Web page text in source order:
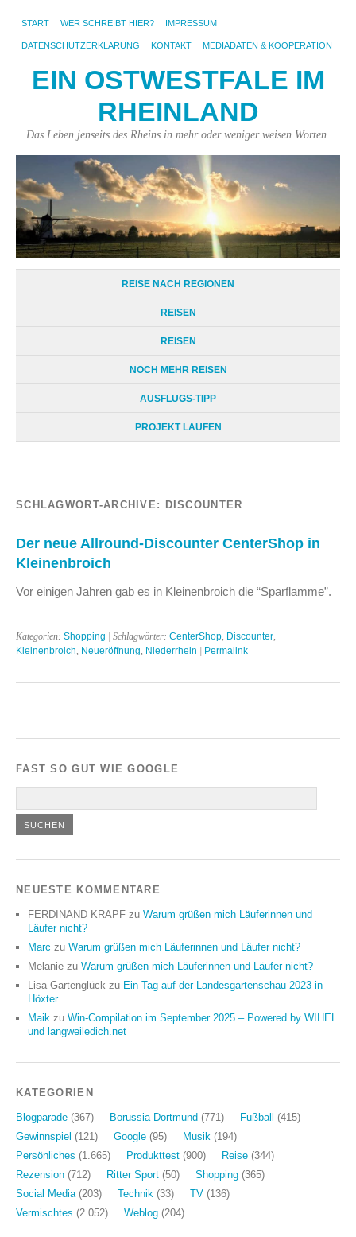
START WER SCHREIBT HIER? IMPRESSUM
DATENSCHUTZERKLÄRUNG KONTAKT MEDIADATEN & KOOPERATION
EIN OSTWESTFALE IM
RHEINLAND
Das Leben jenseits des Rheins in mehr oder weniger weisen Worten.
REISE NACH REGIONEN
REISEN
REISEN
NOCH MEHR REISEN
AUSFLUGS-TIPP
PROJEKT LAUFEN
SCHLAGWORT-ARCHIVE: DISCOUNTER
Der neue Allround-Discounter CenterShop in
Kleinenbroich
Vor einigen Jahren gab es in Kleinenbroich die “Sparflamme”.
Kategorien: Shopping | Schlagwörter: CenterShop Discounter
Kleinenbroich Neueröffnung Niederrhein | Permalink
FAST SO GUT WIE GOOGLE
NEUESTE KOMMENTARE
FERDINAND KRAPF zu Warum grüßen mich Läuferinnen und
Läufer nicht?
Marc zu Warum grüßen mich Läuferinnen und Läufer nicht?
Melanie zu Warum grüßen mich Läuferinnen und Läufer nicht?
Lisa Gartenglück zu Ein Tag auf der Landesgartenschau 2023 in
Höxter
Maik zu Win-Compilation im September 2025 – Powered by WIHEL
und langweiledich.net
KATEGORIEN
Blogparade (367) Borussia Dortmund (771) Fußball
(415)
Gewinnspiel (121) Google (95) Musik (194)
Persönliches (1.665) Produkttest (900) Reise (344)
Rezension (712) Ritter Sport (50) Shopping (365)
Social Media (203) Technik (33) TV (136)
Vermischtes (2.052) Weblog (204)